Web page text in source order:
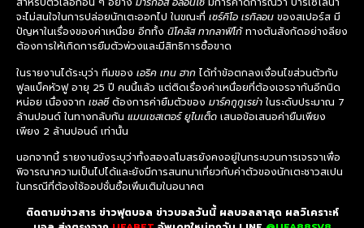
จะไม่สนใจในการปล่อยนักเตะออกไป ในขณะที่ เซร์คิโอ เรกิลอน ของสเปอร์ส มี
ปัญหาในเรื่องของค่าเหนื่อย อีกทั้ง นิโคลัส ทากลาฟิโก้ทางต้นสังกัดอย่างลียง
ต้องการให้เกิดการยืมตัวพ่วงและมีสิทธิการซื้อขาด
ในรายงานได้ระบุว่า ทีมของ เอริค เทน ฮาก ได้ทำข้อตกลงเงื่อนไขส่วนตัวกับ
ฟูลแบ็คหัวฟู อายุ 25 ปี คนนี้แล้ว แต่ติดเรื่องค่าเหนื่อยที่ต้องเจรจากันอีกนิด
หน่อย เนื่องจาก เชลซีต้องการค่ายืมตัวของ มาร์คกูกูเรย่า ในระดับประมาณ 7
ล้านปอนด์ ในทางกลับกัน แมนเชสเตอร์ ยูไนเต็ด เสนอข้อเสนอค่ายืมเพียง
เพียง 2 ล้านปอนด์ เท่านั้น
นอกจากนี้ รายงานยังระบุว่าทั้งสองสโมสรยังคงอยู่ในกระบวนการเจรจาเพื่อ
พิจารณาความเป็นไปได้และยังมีการสนทนาเกี่ยวกับค่าตัวของนักเตะชาวสเปน
ในกรณีที่ต้องใช้ออปชั่นซื้อเพิ่มเติมในอนาคต
ติดตามข่าวสาร ข่าวฟุตบอล ข่าวบอลวันนี้ ผลบอลลาสุด ผลวิเคราะห์